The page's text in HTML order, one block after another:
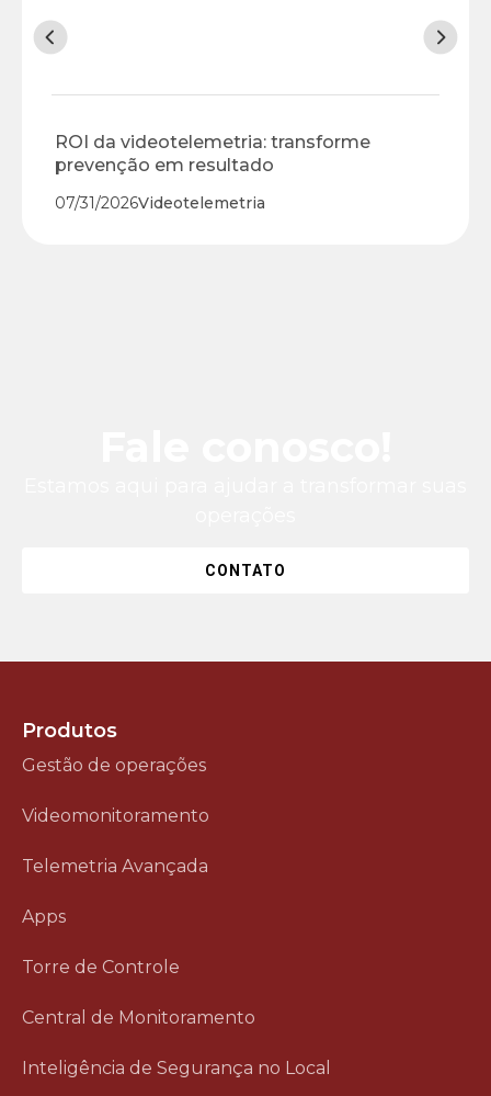
ROI da videotelemetria: transforme
prevenção em resultado
07/31/2026Videotelemetria
CONTATO
Produtos
Gestão de operações
Videomonitoramento
Telemetria Avançada
Apps
Torre de Controle
Central de Monitoramento
Inteligência de Segurança no Local